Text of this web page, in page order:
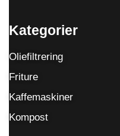
Kategorier
Oliefiltrering
Friture
Kaffemaskiner
Kompost